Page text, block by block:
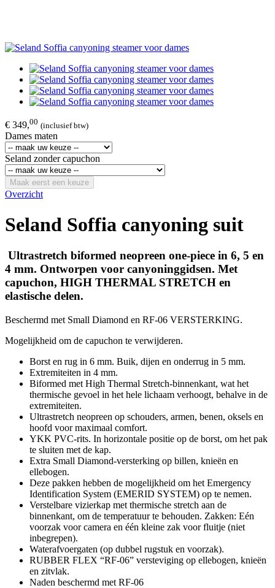
€ 349,00 (inclusief btw)
Dames maten
Seland zonder capuchon
Maak eerst een keuze
Overzicht
Seland Soffia canyoning suit
Ultrastretch biformed neopreen one-piece in 6, 5 en
4 mm. Ontworpen voor canyoninggidsen. Met
capuchon, HIGH THERMAL STRETCH en
elastische delen.
Beschermd met Small Diamond en RF-06 VERSTERKING.
Mogelijkheid om de capuchon te verwijderen.
Borst en rug in 6 mm. Buik, dijen en onderrug in 5 mm.
Extremiteiten in 4 mm.
Biformed met High Thermal Stretch-binnenkant, wat het
thermische gevoel in het hele lichaam verhoogt, behalve in de
extremiteiten.
Ultrastretch neopreen op schouders, armen, benen, oksels en
hoofd voor maximaal comfort.
YKK PVC-rits. In horizontale positie op de borst, om het pak
te sluiten met de kap.
Extra Small Diamond-versterking op billen, knieën en
ellebogen.
Deze pakken hebben de mogelijkheid om het Emergency
Identification System (EMERID SYSTEM) op te nemen.
Verstelbare vizierkap met thermische stretch aan de
binnenkant, om de temperatuur te behouden. Zakken: Eén
voorzak voor camera en één kleine zak voor fluitje (niet
inbegrepen).
Waterafvoergaten (op dubbel rugstuk en voorzak).
RUBBER FLEX “RF-06” versteviging op ellebogen, knieën
en zitvlak.
Naden beschermd met RF-06